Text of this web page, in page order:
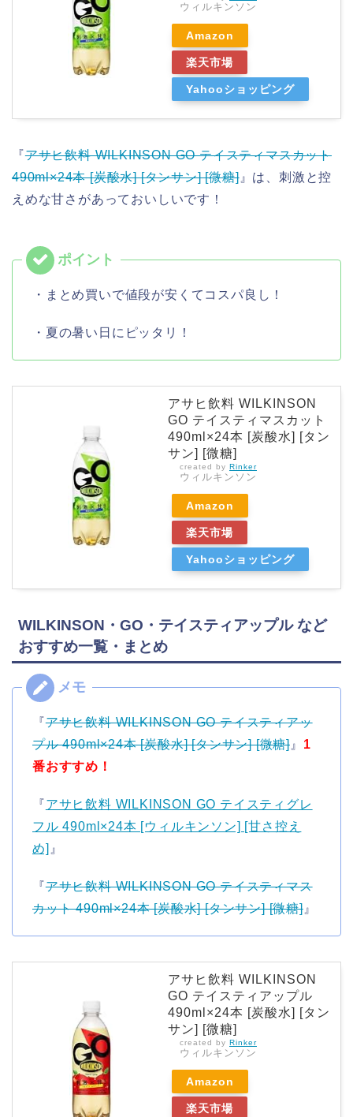
ウィルキンソン
Amazon
楽天市場
Yahooショッピング
『アサヒ飲料 WILKINSON GO テイスティマスカット
490ml×24本 [炭酸水] [タンサン] [微糖]』は、刺激と控
えめな甘さがあっておいしいです！
・まとめ買いで値段が安くてコスパ良し！
・夏の暑い日にピッタリ！
アサヒ飲料 WILKINSON
GO テイスティマスカット
490ml×24本 [炭酸水] [タン
サン] [微糖]
created by Rinker
ウィルキンソン
Amazon
楽天市場
Yahooショッピング
WILKINSON・GO・テイスティアップル など
おすすめ一覧・まとめ
『アサヒ飲料 WILKINSON GO テイスティアッ
プル 490ml×24本 [炭酸水] [タンサン] [微糖] 』 1
番おすすめ！
『アサヒ飲料 WILKINSON GO テイスティグレ
フル 490ml×24本 [ウィルキンソン] [甘さ控え
め] 』
『アサヒ飲料 WILKINSON GO テイスティマス
カット 490ml×24本 [炭酸水] [タンサン] [微糖]』
アサヒ飲料 WILKINSON
GO テイスティアップル
490ml×24本 [炭酸水] [タン
サン] [微糖]
created by Rinker
ウィルキンソン
Amazon
楽天市場